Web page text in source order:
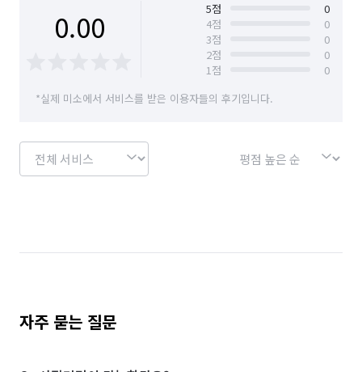
0.00 5점
0
4점
0
3점
0
2점
0
1점
0
*실제 미소에서 서비스를 받은 이용자들의 후기입니다.
자주 묻는 질문